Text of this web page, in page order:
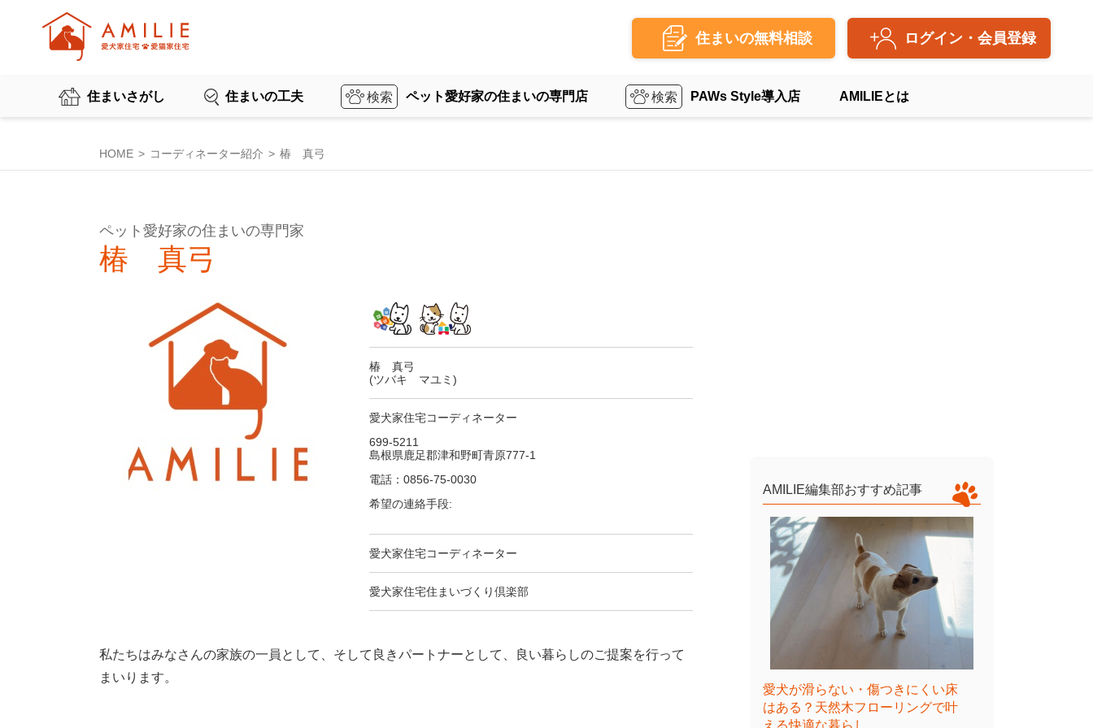
住まいの無料相談 ログイン・会員登録
住まいさがし 住まいの工夫 ペット愛好家の住まいの専門店 PAWs Style導入店 AMILIEとは
HOME コーディネーター紹介 椿 真弓
ペット愛好家の住まいの専門家
椿 真弓
椿 真弓
(ツバキ マユミ)
愛犬家住宅コーディネーター
699-5211
島根県鹿足郡津和野町青原777-1
電話：0856-75-0030
希望の連絡手段:
愛犬家住宅コーディネーター
愛犬家住宅住まいづくり倶楽部
私たちはみなさんの家族の一員として、そして良きパートナーとして、良い暮らしのご提案を行って
まいります。
AMILIE編集部おすすめ記事
愛犬が滑らない・傷つきにくい床
はある？天然木フローリングで叶
える快適な暮らし